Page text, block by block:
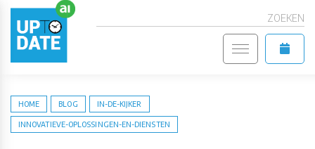
ZOEKEN
HOME BLOG IN-DE-KIJKER
INNOVATIEVE-OPLOSSINGEN-EN-DIENSTEN